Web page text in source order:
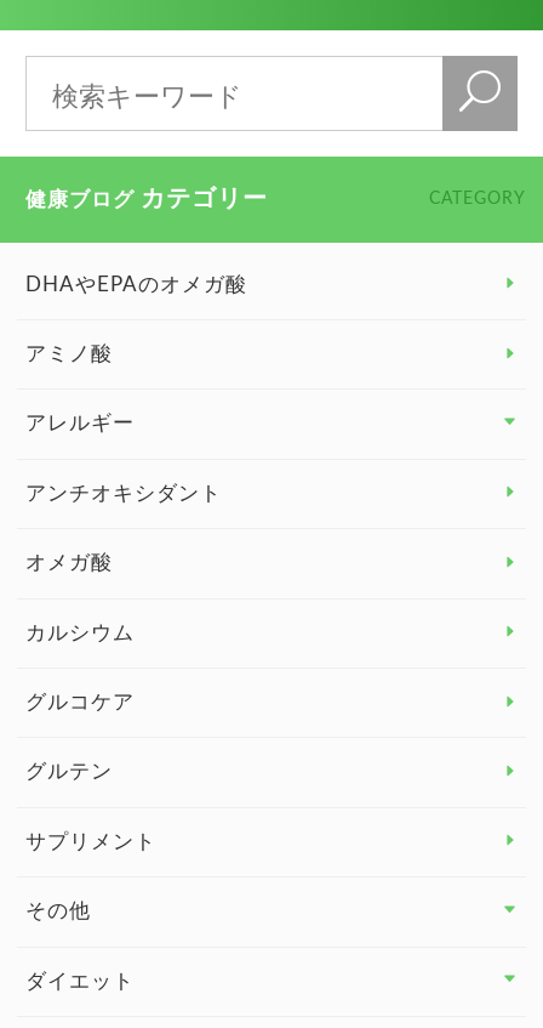
健康ブログ カテゴリー CATEGORY
DHAやEPAのオメガ酸
アミノ酸
アレルギー
アレルギー トップ
アンチオキシダント
オメガ酸
カルシウム
グルコケア
グルテン
サプリメント
その他
その他 トップ
ダイエット